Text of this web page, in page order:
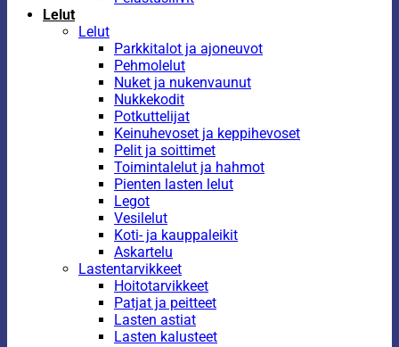
Lelut
Lelut
Parkkitalot ja ajoneuvot
Pehmolelut
Nuket ja nukenvaunut
Nukkekodit
Potkuttelijat
Keinuhevoset ja keppihevoset
Pelit ja soittimet
Toimintalelut ja hahmot
Pienten lasten lelut
Legot
Vesilelut
Koti- ja kauppaleikit
Askartelu
Lastentarvikkeet
Hoitotarvikkeet
Patjat ja peitteet
Lasten astiat
Lasten kalusteet